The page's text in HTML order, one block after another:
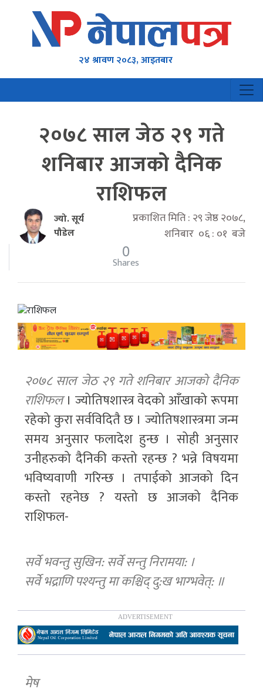
२४ श्रावण २०८३, आइतबार
२०७८ साल जेठ २९ गते
शनिबार आजको दैनिक
राशिफल
ज्यो. सूर्य
पौडेल
प्रकाशित मिति : २९ जेष्ठ २०७८,
शनिबार ०६ : ०१ बजे
0
Shares
२०७८ साल जेठ २९ गते शनिबार आजको दैनिक
राशिफल। ज्योतिषशास्त्र वेदको आँखाको रूपमा
रहेको कुरा सर्वविदितै छ । ज्योतिषशास्त्रमा जन्म
समय अनुसार फलादेश हुन्छ । सोही अनुसार
उनीहरुको दैनिकी कस्तो रहन्छ ? भन्ने विषयमा
भविष्यवाणी गरिन्छ । तपाईको आजको दिन
कस्तो रहनेछ ? यस्तो छ आजको दैनिक
राशिफल-
सर्वे भवन्तु सुखिन: सर्वे सन्तु निरामया: ।
सर्वे भद्राणि पश्यन्तु मा कश्चिद् दु:ख भाग्भवेत्: ॥
मेष